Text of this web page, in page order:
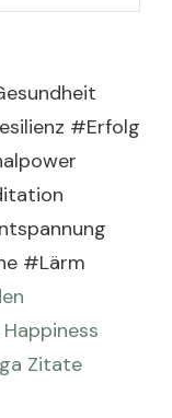
#Erfolg
#Lärm
Happiness
Zitate